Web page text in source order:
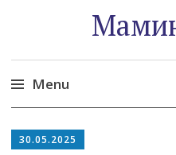
Menu
to
30.05.2025